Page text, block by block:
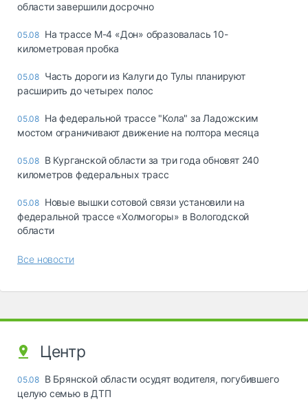
области завершили досрочно
05.08 На трассе М-4 «Дон» образовалась 10-
километровая пробка
05.08 Часть дороги из Калуги до Тулы планируют
расширить до четырех полос
05.08 На федеральной трассе "Кола" за Ладожским
мостом ограничивают движение на полтора месяца
05.08 В Курганской области за три года обновят 240
километров федеральных трасс
05.08 Новые вышки сотовой связи установили на
федеральной трассе «Холмогоры» в Вологодской
области
Все новости
Центр
05.08 В Брянской области осудят водителя, погубившего
целую семью в ДТП